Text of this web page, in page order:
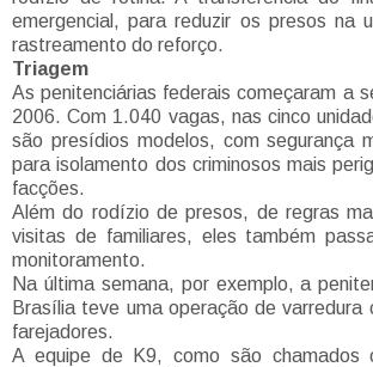
emergencial, para reduzir os presos na
rastreamento do reforço.
Triagem
As penitenciárias federais começaram a
2006. Com 1.040 vagas, nas cinco
são presídios modelos, com segurança
para isolamento dos criminosos mais
facções.
Além do rodízio de presos, de regras
visitas de familiares, eles também
monitoramento.
Na última semana, por exemplo, a
Brasília teve uma operação de varredura
farejadores.
A equipe de K9, como são chamados